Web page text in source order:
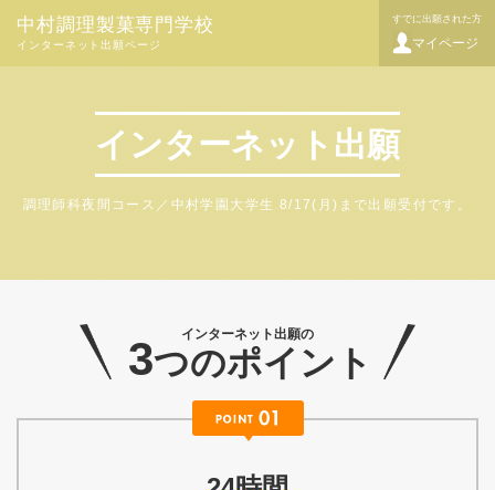
中村調理製菓専門学校
インターネット出願ページ
すでに出願された方
マイページ
インターネット出願
調理師科夜間コース／中村学園大学生 8/17(月)まで出願受付です。
インターネット出願の
3つのポイント